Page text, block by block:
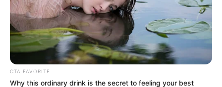
CTA FAVORITE
Why this ordinary drink is the secret to feeling your best